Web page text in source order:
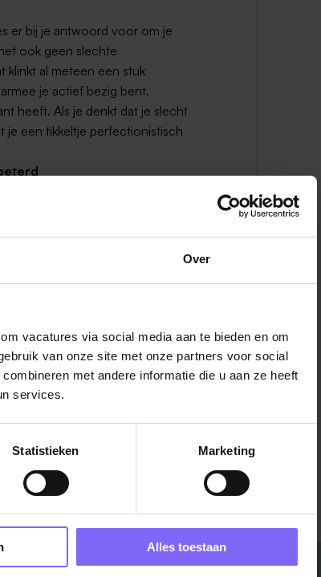
Over
vacatures via social media aan te bieden en om
van onze site met onze partners voor social
met andere informatie die u aan ze heeft
services.
Statistieken Marketing
Alles toestaan
er bij je antwoord voor om je
ook geen slechte
klinkt al meteen een stuk
je actief bezig bent.
heeft. Als je denkt dat je slecht
je een tikkeltje perfectionistisch
hoeveel profijt je daarvan
kunnen gaan hebben.